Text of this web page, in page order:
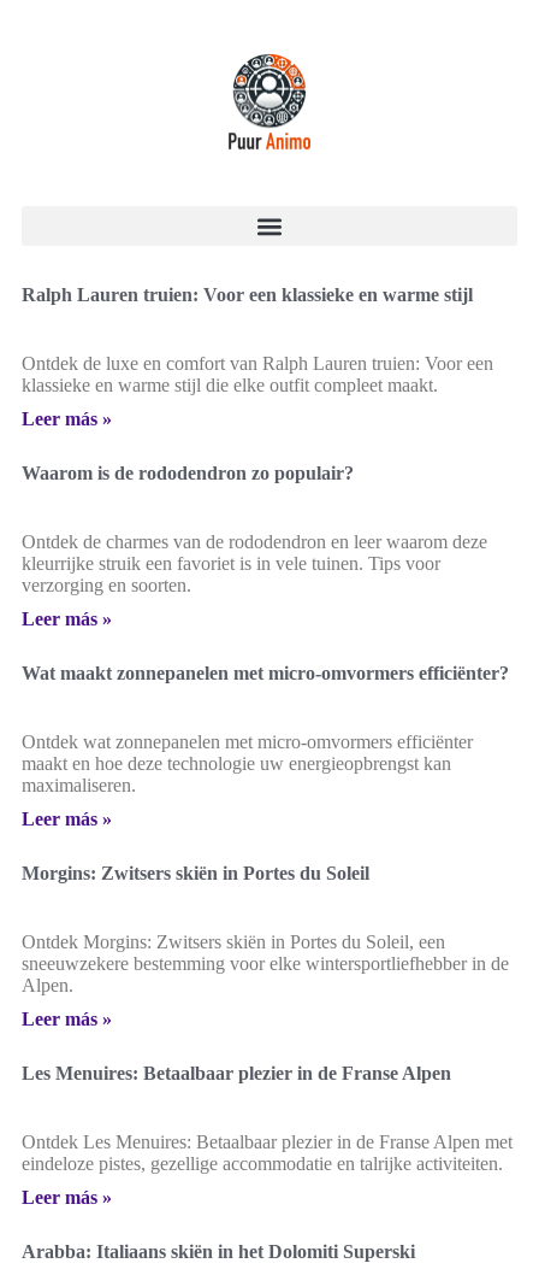
Ralph Lauren truien: Voor een klassieke en warme stijl
Ontdek de luxe en comfort van Ralph Lauren truien: Voor een
klassieke en warme stijl die elke outfit compleet maakt.
Leer más »
Waarom is de rododendron zo populair?
Ontdek de charmes van de rododendron en leer waarom deze
kleurrijke struik een favoriet is in vele tuinen. Tips voor
verzorging en soorten.
Leer más »
Wat maakt zonnepanelen met micro-omvormers efficiënter?
Ontdek wat zonnepanelen met micro-omvormers efficiënter
maakt en hoe deze technologie uw energieopbrengst kan
maximaliseren.
Leer más »
Morgins: Zwitsers skiën in Portes du Soleil
Ontdek Morgins: Zwitsers skiën in Portes du Soleil, een
sneeuwzekere bestemming voor elke wintersportliefhebber in de
Alpen.
Leer más »
Les Menuires: Betaalbaar plezier in de Franse Alpen
Ontdek Les Menuires: Betaalbaar plezier in de Franse Alpen met
eindeloze pistes, gezellige accommodatie en talrijke activiteiten.
Leer más »
Arabba: Italiaans skiën in het Dolomiti Superski